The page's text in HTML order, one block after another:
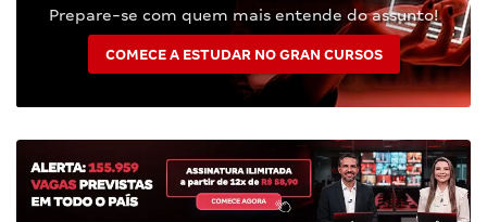
Prepare-se com quem mais entende do assunto!
COMECE A ESTUDAR NO GRAN CURSOS